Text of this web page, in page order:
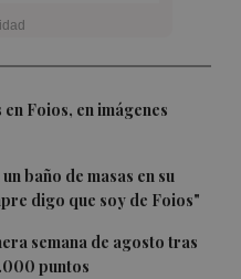
Foios, en imágenes
baño de masas en su
digo que soy de Foios"
semana de agosto tras
puntos